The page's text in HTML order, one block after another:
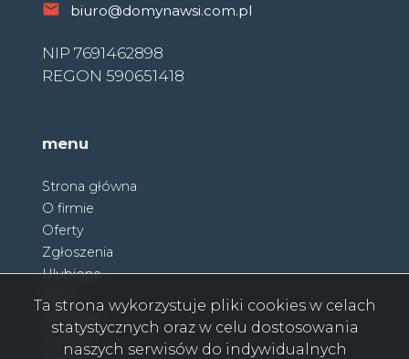
biuro@domynawsi.com.pl
NIP 7691462898
REGON 590651418
menu
Strona główna
O firmie
Oferty
Zgłoszenia
Ulubione
Kontakt
Ta strona wykorzystuje pliki cookies w celach
statystycznych oraz w celu dostosowania
naszych serwisów do indywidualnych